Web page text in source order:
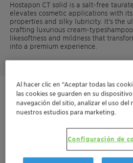
Hostapon CT solid is a salt-free
elevates cosmetic applications with
properties and silky lubricity. It's the
crafting luxurious cream-
likesoftness and mildness that
into a premium experience.
Póngase en
Solicitar
Solicite un
Al hacer clic en “Aceptar todas las
las cookies se guarden en su
navegación del sitio, analizar el uso del
nuestros estudios para marketing.
Configuración de